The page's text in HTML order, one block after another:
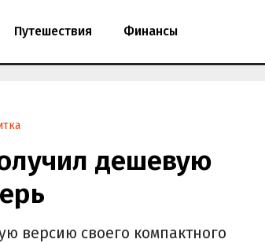
Путешествия Финансы
дешевую
версию своего компактного